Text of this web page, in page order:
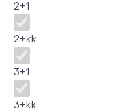
2+1
2+kk
3+1
3+kk